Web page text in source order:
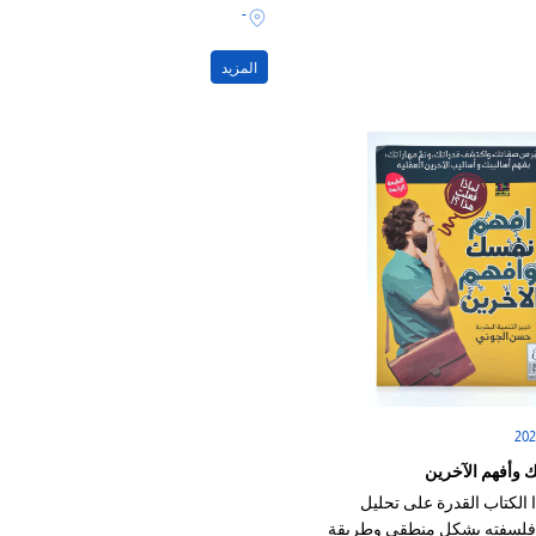
بشكل خاص
بقرارٍ واحدٍ
-
المزيد
وأفهم الآخرين
الكتاب القدرة على تحليل
بشكل منطقي وطريقة